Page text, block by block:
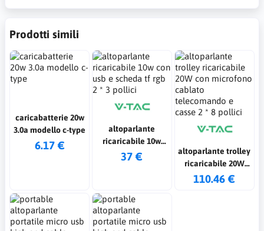
Prodotti simili
caricabatterie 20w
3.0a modello c-type
6.17 €
altoparlante
ricaricabile 10w
con usb e scheda tf
37 €
altoparlante trolley
ricaricabile 20W
con microfono
110.46 €